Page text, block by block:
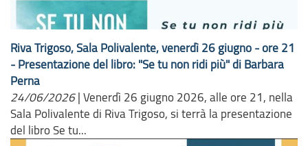
Riva Trigoso, Sala Polivalente, venerdì 26 giugno - ore 21
- Presentazione del libro: "Se tu non ridi più" di Barbara
Perna
24/06/2026 | Venerdì 26 giugno 2026, alle ore 21, nella
Sala Polivalente di Riva Trigoso, si terrà la presentazione
del libro Se tu...